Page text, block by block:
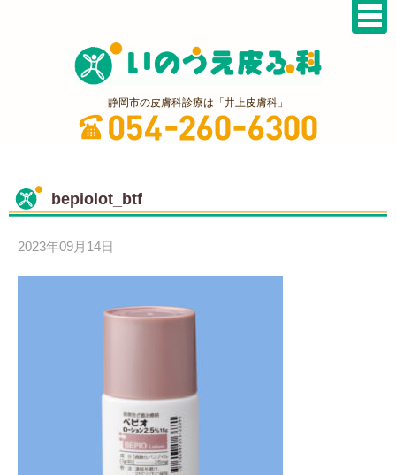
静岡市の皮膚科診療は「井上皮膚科」
bepiolot_btf
2023年09月14日